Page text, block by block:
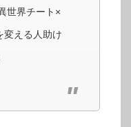
世界チート×
変える人助け